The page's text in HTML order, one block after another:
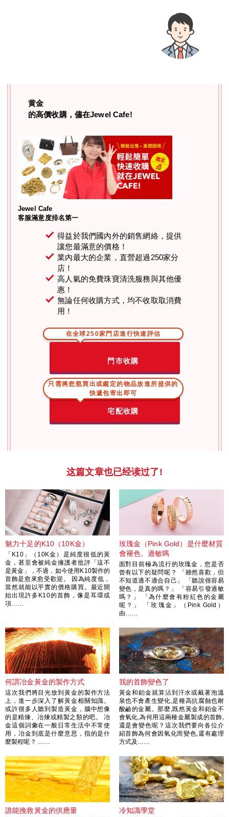
黄金
的高價收購，儘在Jewel Cafe!
Jewel Cafe
客服滿意度排名第一
得益於我們國內外的銷售網絡，提供
讓您最滿意的價格！
業內最大的企業，直營超過250家分
店！
高人氣的免費珠寶清洗服務與其他優
惠！
無論任何收購方式，均不收取取消費
用！
在全球250家門店進行快速評估
門市收購
只需將您慾買出或鑑定的物品放進所提供的
快遞包寄出即可
宅配收購
这篇文章也已经读过了!
魅力十足的K10（10K金）
「K10」（10K金）是純度很低的黃
金，甚至會被純金擁護者批評「這不
是黃金」，不過，如今使用K10製作的
首飾是愈來愈受歡迎。 因為純度低，
當然就能以平實的價格購買。最近開
始出現許多K10的首飾，像是耳環或
項……
玫瑰金（Pink Gold）是什麼材質
會褪色、過敏嗎
面對目前極為流行的玫瑰金，您是否
曾有以下的疑問呢？ 「雖然喜歡，但
不知道適不適合自己」 「聽說很容易
變色，是真的嗎？」 「容易引發過敏
嗎？」 「為什麼會有粉紅色的金屬
呢？」 「玫瑰金」（Pink Gold）
由……
何謂冶金黃金的製作方式
這次我們將目光放到黃金的製作方法
上，進一步深入了解黃金相關知識。
或許很多人聽到製造黃金，腦中想像
的是精煉、冶煉或精製之類的吧。 冶
金這個詞彙在一般日常生活中不常使
用，冶金到底是什麼意思，指的是什
麼製程呢？ ……
我的首飾變色了
黃金和鉑金就算沾到汗水或戴著泡溫
泉也不會產生變化,是種高抗腐蝕也耐
酸鹼的金屬。那麼,既然黃金和鉑金不
會氧化,為何用這兩種金屬製成的首飾,
還是會變色呢？這次我們要向各位介
紹首飾為何會因氧化而變色,還有處理
方式及……
誰能挽救黃金的供應量 冷知識學堂